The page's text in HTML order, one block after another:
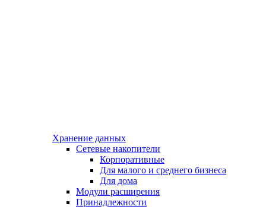
Хранение данных
Сетевые накопители
Корпоративные
Для малого и среднего бизнеса
Для дома
Модули расширения
Принадлежности